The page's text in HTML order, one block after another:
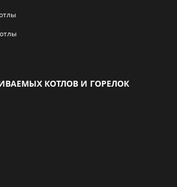
КОТЛОВ И ГОРЕЛОК